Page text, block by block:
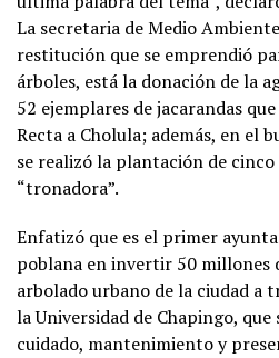
La secretaria de Medio
restitución que se emprendió
árboles, está la donación de la
52 ejemplares de jacarandas
Recta a Cholula; además, en el
se realizó la plantación de
“tronadora”.
Enfatizó que es el primer
poblana en invertir 50 millones
arbolado urbano de la ciudad a
la Universidad de Chapingo, que
cuidado, mantenimiento y